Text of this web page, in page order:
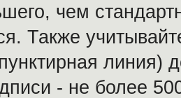
чем
Также
линия)
- не более